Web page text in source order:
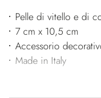
Pelle di vitello e di
7 cm x 10,5 cm
Accessorio
Made in Italy